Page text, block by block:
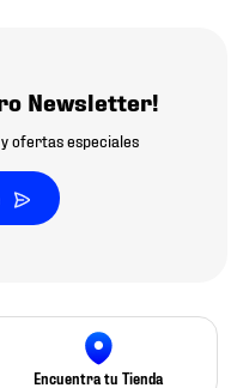
Newsletter!
ofertas especiales
Encuentra tu Tienda